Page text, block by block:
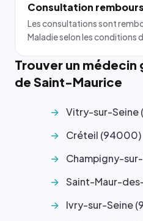
Consultation
Les consultations sont
Maladie selon les conditions
Trouver un
de Saint-Maurice
Vitry-sur-Seine
Créteil (94000)
Champigny-
Saint-Maur-
Ivry-sur-Seine